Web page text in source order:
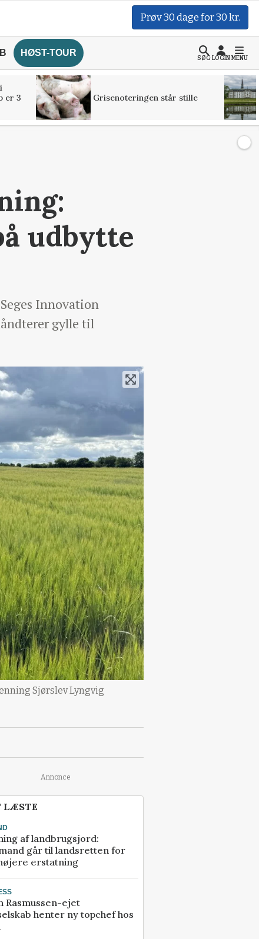
Prøv 30 dage for 30 kr.
HØST-TOUR
SØGLOGINMENU
er 3
Grisenoteringen står stille
udbytte
Innovation
gylle til
Sjørslev Lyngvig
Annonce
LÆSTE
af landbrugsjord:
går til landsretten for
erstatning
Rasmussen-ejet
henter ny topchef hos